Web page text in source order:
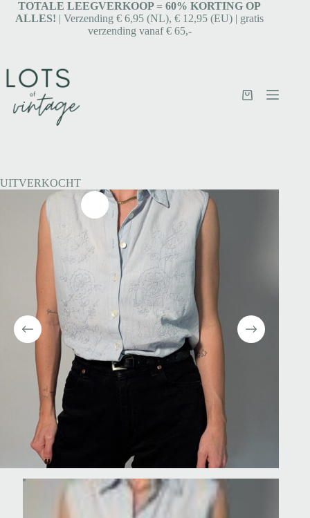
TOTALE LEEGVERKOOP = 60% KORTING OP
ALLES! | Verzending € 6,95 (NL), € 12,95 (EU) | gratis
verzending vanaf € 65,-
UITVERKOCHT